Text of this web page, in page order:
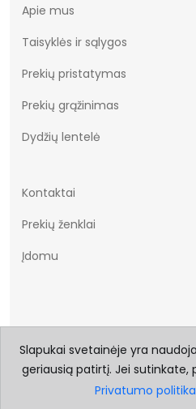
Apie mus
Taisyklės ir sąlygos
Prekių pristatymas
Prekių grąžinimas
Dydžių lentelė
Kontaktai
Prekių ženklai
Įdomu
© 2026 Visos teisės
Slapukai svetainėje yra
geriausią patirtį. Jei sutinkate,
Privatumo politika